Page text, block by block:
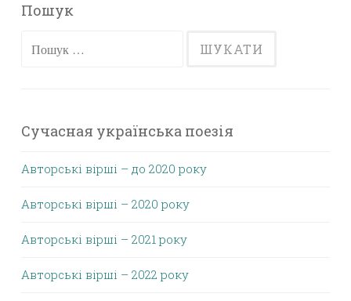
Пошук
Пошук:
Сучасная українська поезія
Авторські вірші – до 2020 року
Авторські вірші – 2020 року
Авторські вірші – 2021 року
Авторські вірші – 2022 року